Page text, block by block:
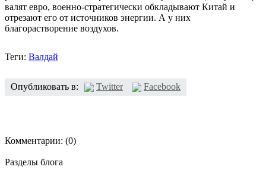
валят евро, военно-стратегически обкладывают Китай и
отрезают его от источников энергии. А у них
благорастворение воздухов.
Теги: Валдай
Опубликовать в: Twitter Facebook
Комментарии: (0)
Разделы блога